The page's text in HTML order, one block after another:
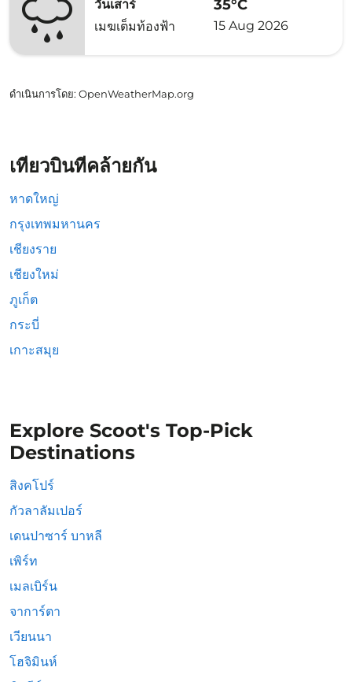
วันเสาร์
เมฆเต็มท้องฟ้า
35°C
15 Aug 2026
ดำเนินการโดย: OpenWeatherMap.org
เที่ยวบินที่คล้ายกัน
หาดใหญ่
กรุงเทพมหานคร
เชียงราย
เชียงใหม่
ภูเก็ต
กระบี่
เกาะสมุย
Explore Scoot's Top-Pick
Destinations
สิงคโปร์
กัวลาลัมเปอร์
เดนปาซาร์ บาหลี
เพิร์ท
เมลเบิร์น
จาการ์ตา
เวียนนา
โฮจิมินห์